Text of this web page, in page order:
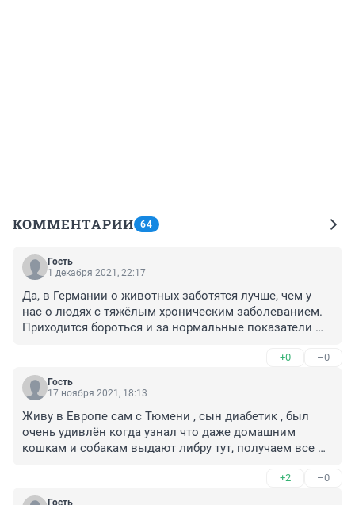
КОММЕНТАРИИ 64
Гость
1 декабря 2021, 22:17
Да, в Германии о животных заботятся лучше, чем у
нас о людях с тяжёлым хроническим заболеванием.
Приходится бороться и за нормальные показатели
отсрочить и минимизировать осложнения, но и с
системой, которая не хочет тратиться на
качественные импортные инсулины от слова
и т.д.
К сожалению, это так!
Желаю, чтобы творцы этого сами прочувствовали
+0 –0
Гость
17 ноября 2021, 18:13
Живу в Европе сам с Тюмени , сын диабетик , был
очень удивлён когда узнал что даже домашним
кошкам и собакам выдают либру тут, получаем все
+2 –0